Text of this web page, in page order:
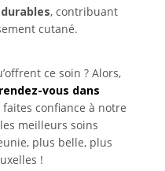
durables, contribuant
cutané.
ce soin ? Alors,
vous dans
faites confiance à notre
meilleurs soins
plus belle, plus
!